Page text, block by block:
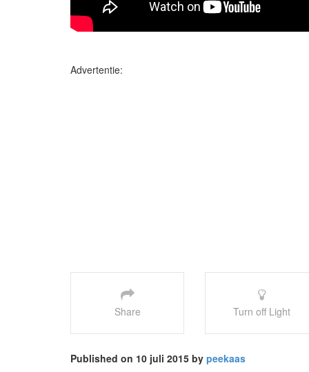
Advertentie:
Share Turn off Light
Published on 10 juli 2015 by peekaas